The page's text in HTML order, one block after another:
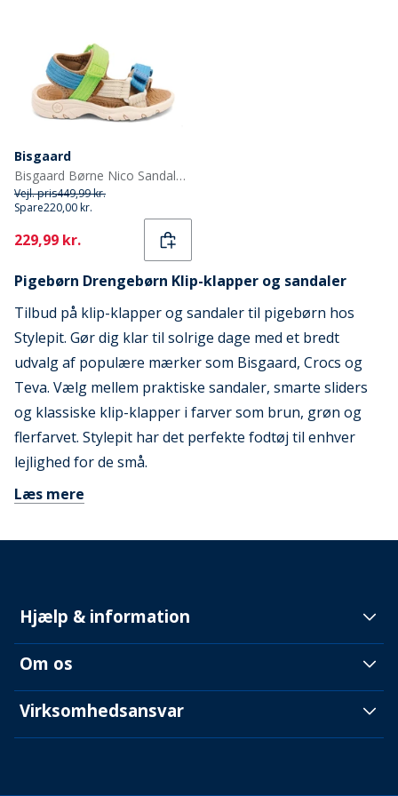
Bisgaard
Bisgaard Børne Nico Sandaler Bright Green
Vejl. pris449,99 kr.
Spare220,00 kr.
Current
229,99 kr.
Pigebørn Drengebørn Klip-klapper og sandaler
Tilbud på klip-klapper og sandaler til pigebørn hos
Stylepit. Gør dig klar til solrige dage med et bredt
udvalg af populære mærker som Bisgaard, Crocs og
Teva. Vælg mellem praktiske sandaler, smarte sliders
og klassiske klip-klapper i farver som brun, grøn og
flerfarvet. Stylepit har det perfekte fodtøj til enhver
lejlighed for de små.
Læs mere
Hjælp & information
Om os
Virksomhedsansvar